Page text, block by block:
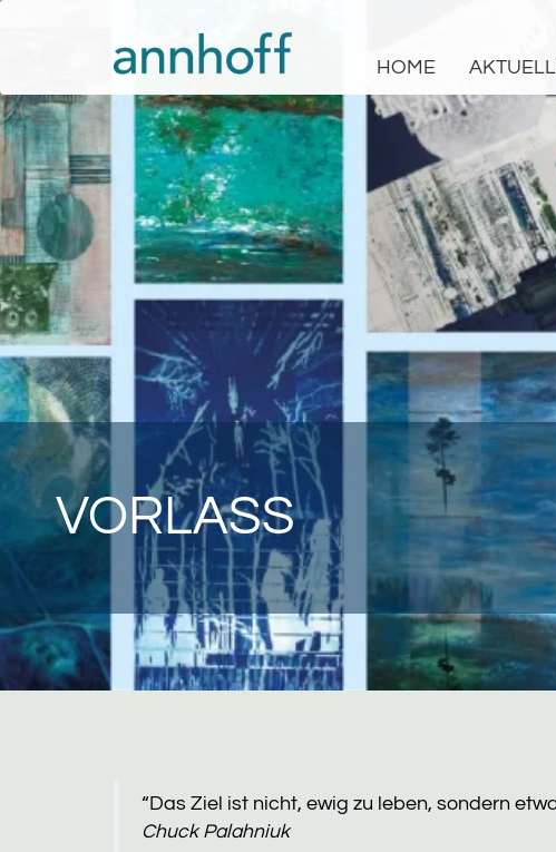
HOME
VORLASS
“Das Ziel ist nicht, ewig zu leben, sondern
Chuck Palahniuk